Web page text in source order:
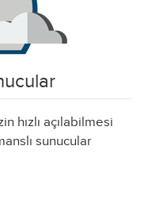
hızlı açılabilmesi
sunucular